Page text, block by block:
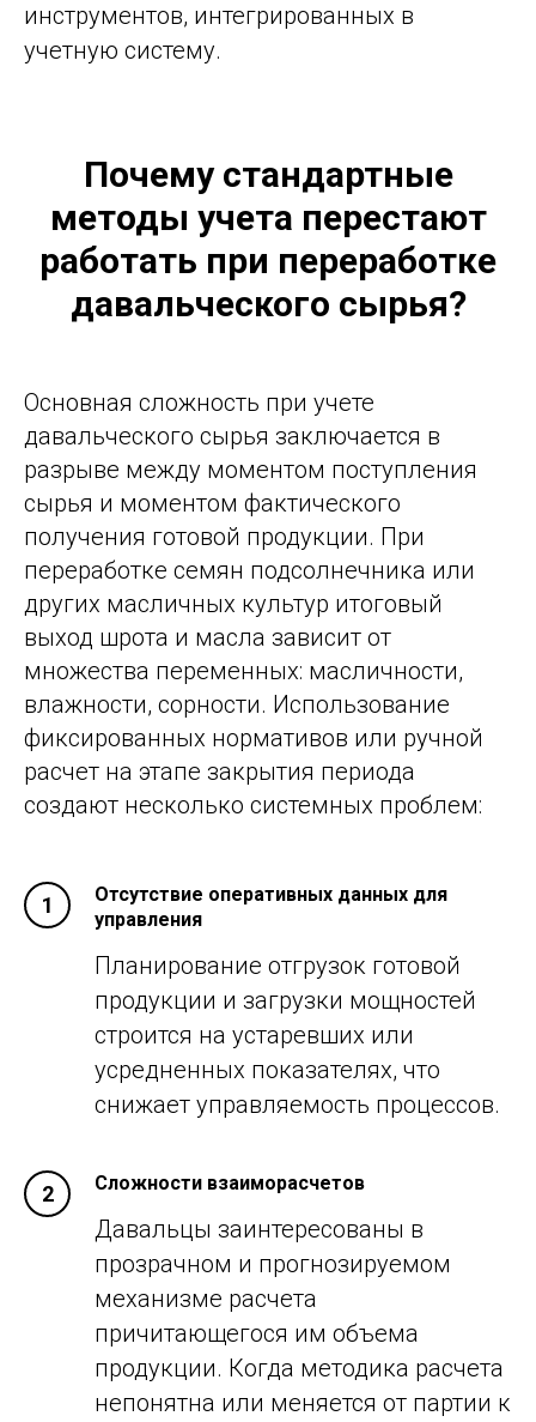
инструментов, интегрированных в
учетную систему.
Почему стандартные
методы учета перестают
работать при переработке
давальческого сырья?
Основная сложность при учете
давальческого сырья заключается в
разрыве между моментом поступления
сырья и моментом фактического
получения готовой продукции. При
переработке семян подсолнечника или
других масличных культур итоговый
выход шрота и масла зависит от
множества переменных: масличности,
влажности, сорности. Использование
фиксированных нормативов или ручной
расчет на этапе закрытия периода
создают несколько системных проблем:
Отсутствие оперативных данных для
управления
Планирование отгрузок готовой
продукции и загрузки мощностей
строится на устаревших или
усредненных показателях, что
снижает управляемость процессов.
Сложности взаиморасчетов
Давальцы заинтересованы в
прозрачном и прогнозируемом
механизме расчета
причитающегося им объема
продукции. Когда методика расчета
непонятна или меняется от партии к